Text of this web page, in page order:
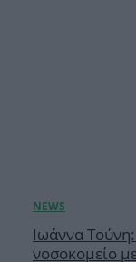
Ιωάννα
νοσοκομείο